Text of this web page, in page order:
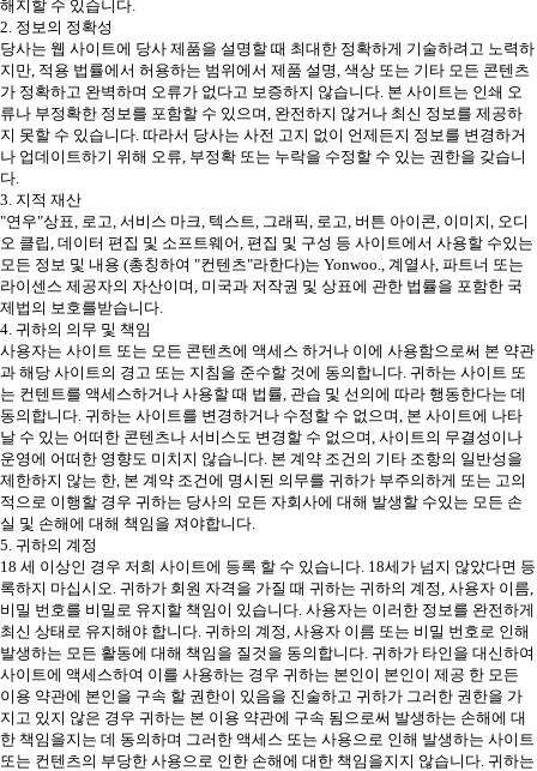
해지할 수 있습니다.
2. 정보의 정확성
당사는 웹 사이트에 당사 제품을 설명할 때 최대한 정확하게 기술하려고 노력하
지만, 적용 법률에서 허용하는 범위에서 제품 설명, 색상 또는 기타 모든 콘텐츠
가 정확하고 완벽하며 오류가 없다고 보증하지 않습니다. 본 사이트는 인쇄 오
류나 부정확한 정보를 포함할 수 있으며, 완전하지 않거나 최신 정보를 제공하
지 못할 수 있습니다. 따라서 당사는 사전 고지 없이 언제든지 정보를 변경하거
나 업데이트하기 위해 오류, 부정확 또는 누락을 수정할 수 있는 권한을 갖습니
다.
3. 지적 재산
"연우"상표, 로고, 서비스 마크, 텍스트, 그래픽, 로고, 버튼 아이콘, 이미지, 오디
오 클립, 데이터 편집 및 소프트웨어, 편집 및 구성 등 사이트에서 사용할 수있는
모든 정보 및 내용 (총칭하여 "컨텐츠"라한다)는 Yonwoo., 계열사, 파트너 또는
라이센스 제공자의 자산이며, 미국과 저작권 및 상표에 관한 법률을 포함한 국
제법의 보호를받습니다.
4. 귀하의 의무 및 책임
사용자는 사이트 또는 모든 콘텐츠에 액세스 하거나 이에 사용함으로써 본 약관
과 해당 사이트의 경고 또는 지침을 준수할 것에 동의합니다. 귀하는 사이트 또
는 컨텐트를 액세스하거나 사용할 때 법률, 관습 및 선의에 따라 행동한다는 데
동의합니다. 귀하는 사이트를 변경하거나 수정할 수 없으며, 본 사이트에 나타
날 수 있는 어떠한 콘텐츠나 서비스도 변경할 수 없으며, 사이트의 무결성이나
운영에 어떠한 영향도 미치지 않습니다. 본 계약 조건의 기타 조항의 일반성을
제한하지 않는 한, 본 계약 조건에 명시된 의무를 귀하가 부주의하게 또는 고의
적으로 이행할 경우 귀하는 당사의 모든 자회사에 대해 발생할 수있는 모든 손
실 및 손해에 대해 책임을 져야합니다.
5. 귀하의 계정
18 세 이상인 경우 저희 사이트에 등록 할 수 있습니다. 18세가 넘지 않았다면 등
록하지 마십시오. 귀하가 회원 자격을 가질 때 귀하는 귀하의 계정, 사용자 이름,
비밀 번호를 비밀로 유지할 책임이 있습니다. 사용자는 이러한 정보를 완전하게
최신 상태로 유지해야 합니다. 귀하의 계정, 사용자 이름 또는 비밀 번호로 인해
발생하는 모든 활동에 대해 책임을 질것을 동의합니다. 귀하가 타인을 대신하여
사이트에 액세스하여 이를 사용하는 경우 귀하는 본인이 본인이 제공 한 모든
이용 약관에 본인을 구속 할 권한이 있음을 진술하고 귀하가 그러한 권한을 가
지고 있지 않은 경우 귀하는 본 이용 약관에 구속 됨으로써 발생하는 손해에 대
한 책임을지는 데 동의하며 그러한 액세스 또는 사용으로 인해 발생하는 사이트
또는 컨텐츠의 부당한 사용으로 인한 손해에 대한 책임을지지 않습니다. 귀하는